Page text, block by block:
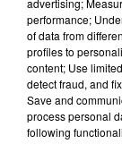
performance;
of data from
profiles to
content; Use
detect fraud, and
Save and
process personal
following